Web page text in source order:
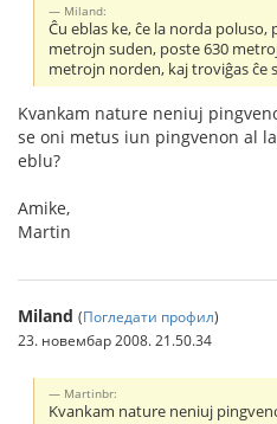
Miland:
Ĉu eblas ke, ĉe la norda poluso,
metrojn suden, poste 630
metrojn norden, kaj troviĝas ĉe
Kvankam nature neniuj
se oni metus iun pingvenon al
eblu?
Amike,
Martin
Miland (Погледати профил)
23. новембар 2008. 21.50.34
Martinbr:
Kvankam nature neniuj